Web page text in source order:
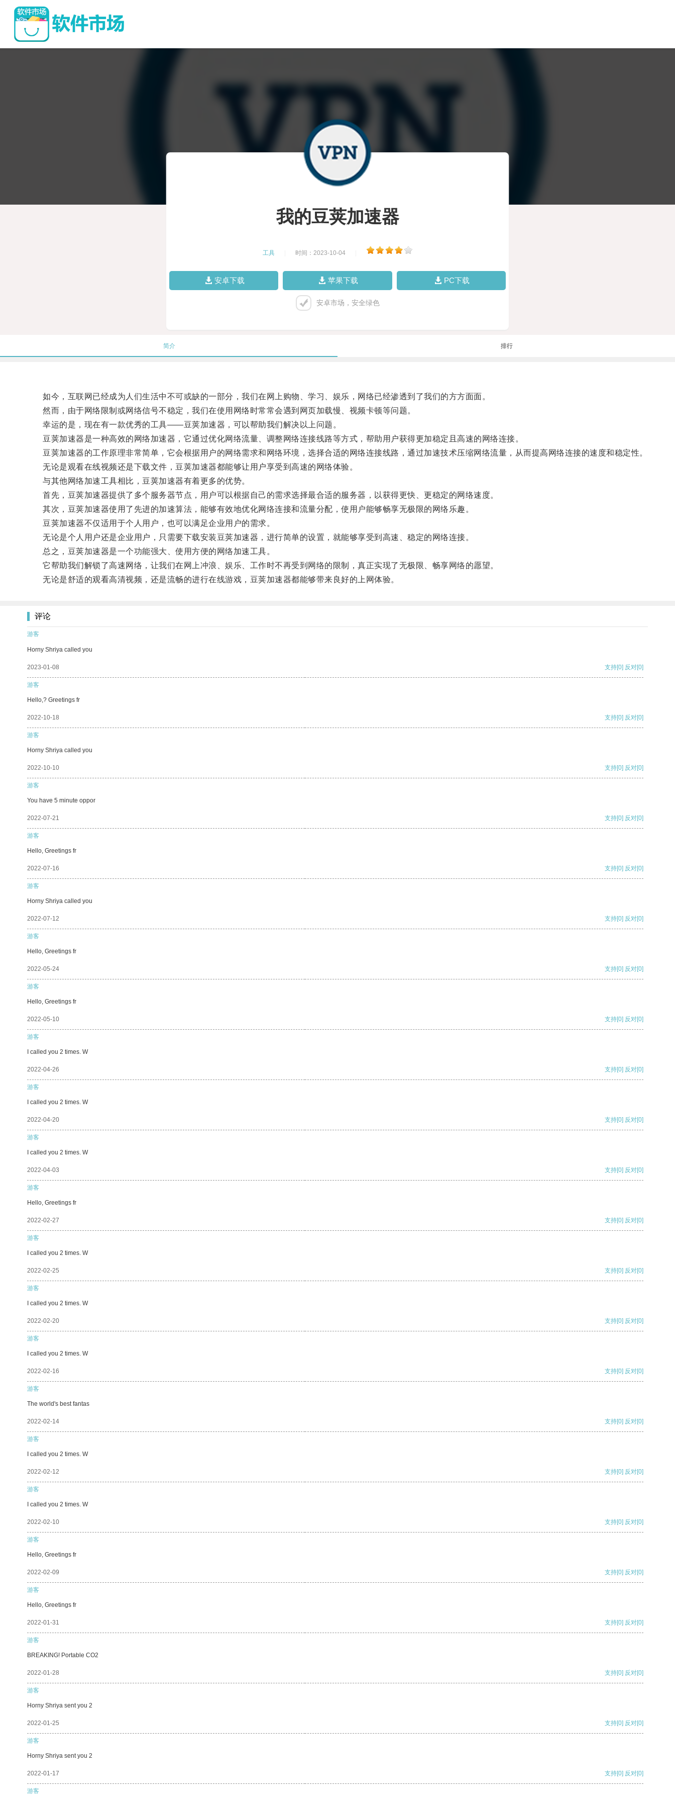
我的豆荚加速器
工具 时间：2023-10-04
安卓下载 苹果下载 PC下载
安卓市场，安全绿色
简介 排行
如今，互联网已经成为人们生活中不可或缺的一部分，我们在网上购物、学习、娱乐，网络已经渗透到了我们的方方面面。
然而，由于网络限制或网络信号不稳定，我们在使用网络时常常会遇到网页加载慢、视频卡顿等问题。
幸运的是，现在有一款优秀的工具——豆荚加速器，可以帮助我们解决以上问题。
豆荚加速器是一种高效的网络加速器，它通过优化网络流量、调整网络连接线路等方式，帮助用户获得更加稳定且高速的网络连接。
豆荚加速器的工作原理非常简单，它会根据用户的网络需求和网络环境，选择合适的网络连接线路，通过加速技术压缩网络流量，从而提高网络连接的速度和稳定性。
无论是观看在线视频还是下载文件，豆荚加速器都能够让用户享受到高速的网络体验。
与其他网络加速工具相比，豆荚加速器有着更多的优势。
首先，豆荚加速器提供了多个服务器节点，用户可以根据自己的需求选择最合适的服务器，以获得更快、更稳定的网络速度。
其次，豆荚加速器使用了先进的加速算法，能够有效地优化网络连接和流量分配，使用户能够畅享无极限的网络乐趣。
豆荚加速器不仅适用于个人用户，也可以满足企业用户的需求。
无论是个人用户还是企业用户，只需要下载安装豆荚加速器，进行简单的设置，就能够享受到高速、稳定的网络连接。
总之，豆荚加速器是一个功能强大、使用方便的网络加速工具。
它帮助我们解锁了高速网络，让我们在网上冲浪、娱乐、工作时不再受到网络的限制，真正实现了无极限、畅享网络的愿望。
无论是舒适的观看高清视频，还是流畅的进行在线游戏，豆荚加速器都能够带来良好的上网体验。
评论
游客
Horny Shriya called you
2023-01-08 支持[0] 反对[0]
游客
Hello,? Greetings fr
2022-10-18 支持[0] 反对[0]
游客
Horny Shriya called you
2022-10-10 支持[0] 反对[0]
游客
You have 5 minute oppor
2022-07-21 支持[0] 反对[0]
游客
Hello, Greetings fr
2022-07-16 支持[0] 反对[0]
游客
Horny Shriya called you
2022-07-12 支持[0] 反对[0]
游客
Hello, Greetings fr
2022-05-24 支持[0] 反对[0]
游客
Hello, Greetings fr
2022-05-10 支持[0] 反对[0]
游客
I called you 2 times. W
2022-04-26 支持[0] 反对[0]
游客
I called you 2 times. W
2022-04-20 支持[0] 反对[0]
游客
I called you 2 times. W
2022-04-03 支持[0] 反对[0]
游客
Hello, Greetings fr
2022-02-27 支持[0] 反对[0]
游客
I called you 2 times. W
2022-02-25 支持[0] 反对[0]
游客
I called you 2 times. W
2022-02-20 支持[0] 反对[0]
游客
I called you 2 times. W
2022-02-16 支持[0] 反对[0]
游客
The world's best fantas
2022-02-14 支持[0] 反对[0]
游客
I called you 2 times. W
2022-02-12 支持[0] 反对[0]
游客
I called you 2 times. W
2022-02-10 支持[0] 反对[0]
游客
Hello, Greetings fr
2022-02-09 支持[0] 反对[0]
游客
Hello, Greetings fr
2022-01-31 支持[0] 反对[0]
游客
BREAKING! Portable CO2
2022-01-28 支持[0] 反对[0]
游客
Horny Shriya sent you 2
2022-01-25 支持[0] 反对[0]
游客
Horny Shriya sent you 2
2022-01-17 支持[0] 反对[0]
游客